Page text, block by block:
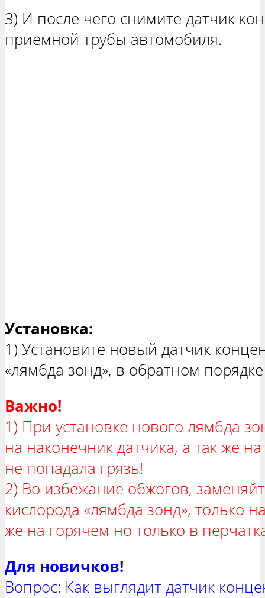
3) И после чего снимите датчик
приемной трубы автомобиля.
Установка:
1) Установите новый датчик
«лямбда зонд», в обратном
Важно!
1) При установке нового лямбда
на наконечник датчика, а так же
не попадала грязь!
2) Во избежание обжогов,
кислорода «лямбда зонд», только
же на горячем но только в
Для новичков!
Вопрос: Как выглядит датчик